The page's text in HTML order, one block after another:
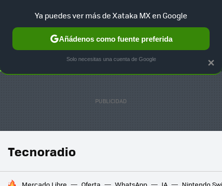
SELECCIÓN GAMING HOME AUTO TERRITORIO
Tecnoradio
×
Ya puedes ver más de Xataka MX en Google
Añádenos como fuente preferida
Solo necesitas una cuenta de Google